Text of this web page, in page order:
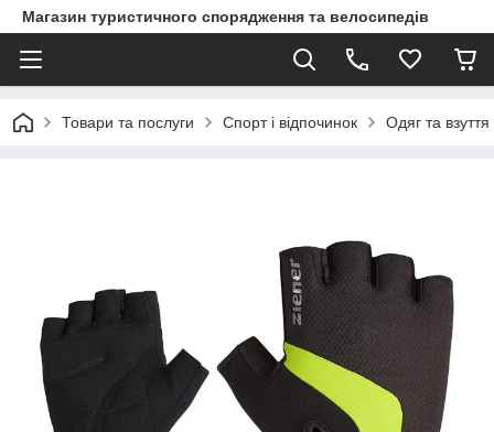
Магазин туристичного спорядження та велосипедів
Товари та послуги Спорт і відпочинок Одяг та